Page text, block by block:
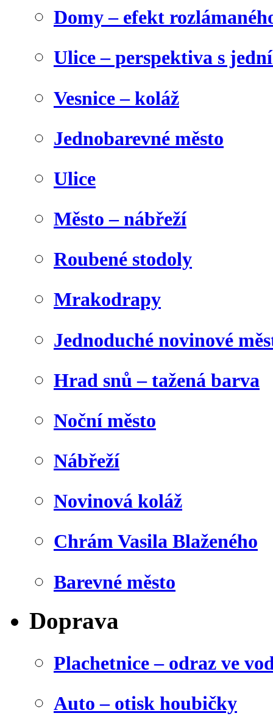
Domy – efekt
Ulice – perspektiva s
Vesnice – koláž
Jednobarevné město
Ulice
Město – nábřeží
Roubené stodoly
Mrakodrapy
Jednoduché novinové
Hrad snů – tažená barva
Noční město
Nábřeží
Novinová koláž
Chrám Vasila Blaženého
Barevné město
Doprava
Plachetnice – odraz ve
Auto – otisk houbičky